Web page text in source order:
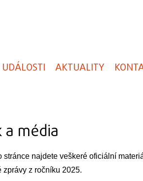
UDÁLOSTI AKTUALITY
a média
stránce najdete veškeré oficiální
zprávy z ročníku 2025.